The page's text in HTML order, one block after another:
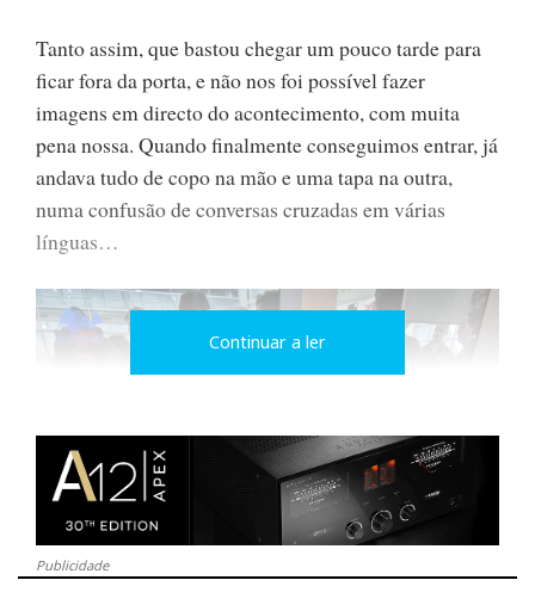
Tanto assim, que bastou chegar um pouco tarde para
ficar fora da porta, e não nos foi possível fazer
imagens em directo do acontecimento, com muita
pena nossa. Quando finalmente conseguimos entrar, já
andava tudo de copo na mão e uma tapa na outra,
numa confusão de conversas cruzadas em várias
línguas…
Continuar a ler
Publicidade